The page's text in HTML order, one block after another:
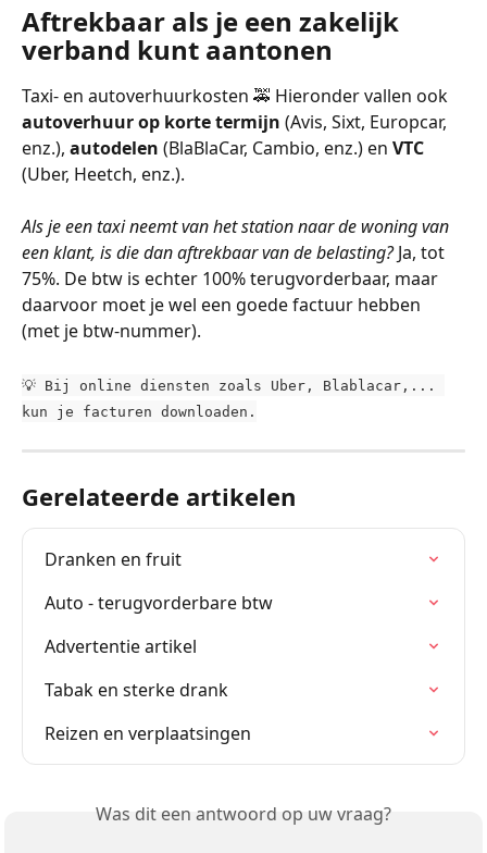
Aftrekbaar als je een zakelijk
verband kunt aantonen
Taxi- en autoverhuurkosten 🚕 Hieronder vallen ook
autoverhuur op korte termijn (Avis, Sixt, Europcar,
enz.), autodelen (BlaBlaCar, Cambio, enz.) en VTC
(Uber, Heetch, enz.).
Als je een taxi neemt van het station naar de woning van
een klant, is die dan aftrekbaar van de belasting? Ja, tot
75%. De btw is echter 100% terugvorderbaar, maar
daarvoor moet je wel een goede factuur hebben
(met je btw-nummer).
💡 Bij online diensten zoals Uber, Blablacar,...
kun je facturen downloaden.
Gerelateerde artikelen
Dranken en fruit
Auto - terugvorderbare btw
Advertentie artikel
Tabak en sterke drank
Reizen en verplaatsingen
Was dit een antwoord op uw vraag?